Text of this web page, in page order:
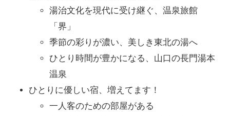
湯治文化を現代に受け継ぐ、温泉旅館
「界」
季節の彩りが濃い、美しき東北の湯へ
ひとり時間が豊かになる、山口の長門湯本
温泉
ひとりに優しい宿、増えてます！
一人客のための部屋がある